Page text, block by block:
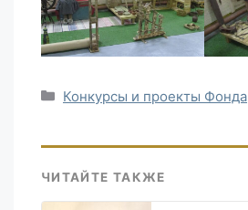
Рубрики
Конкурсы и проекты Фонда
ЧИТАЙТЕ ТАКЖЕ